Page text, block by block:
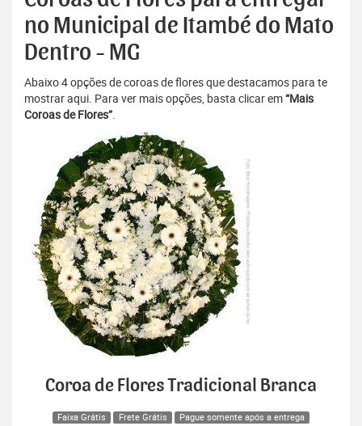
no Municipal de Itambé do Mato
Dentro - MG
Abaixo 4 opções de coroas de flores que destacamos para te
mostrar aqui. Para ver mais opções, basta clicar em“Mais
Coroas de Flores”.
Coroa de Flores Tradicional Branca
Faixa Grátis Frete Grátis Pague somente após a entrega